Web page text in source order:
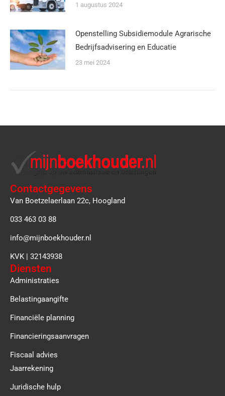
1 augustus 2024
Openstelling Subsidiemodule Agrarische
Bedrijfsadvisering en Educatie
23 mei 2024
Contactgegevens
Van Boetzelaerlaan 22c, Hoogland
033 463 03 88
info@mijnboekhouder.nl
KVK | 32143938
Diensten
Administraties
Belastingaangifte
Financiële planning
Financieringsaanvragen
Fiscaal advies
Jaarrekening
Juridische hulp